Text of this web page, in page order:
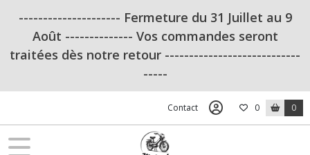
--------------------- Fermeture du 31 Juillet au 9
Août -------------- Vos commandes seront
traitées dès notre retour ----------------------------
-----
Contact 0 0
FILTRES
Moto